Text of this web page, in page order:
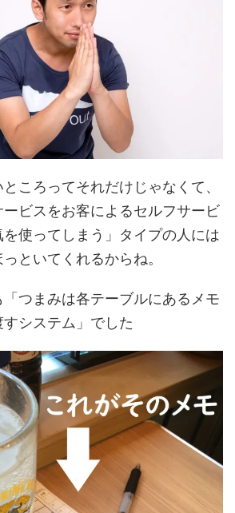
ころってそれだけじゃなくて、
ビスをお客によるセルフサービ
使ってしまう」タイプの人には
といてくれるからね。
つまみは各テーブルにあるメモ
システム」でした